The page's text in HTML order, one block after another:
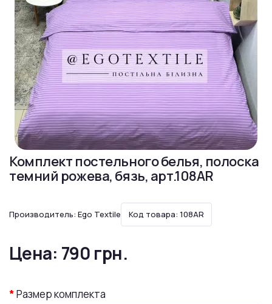
Комплект постельного белья, полоска
темний рожева, бязь, арт.108AR
Производитель: Ego Textile Код товара: 108AR
Цена: 790 грн.
Размер комплекта